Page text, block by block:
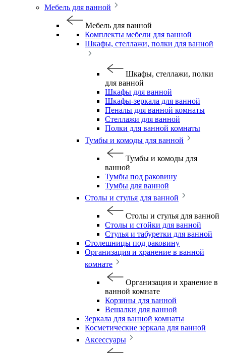
Мебель для ванной
Мебель для ванной
Комплекты мебели для ванной
Шкафы, стеллажи, полки для ванной
Шкафы, стеллажи, полки
для ванной
Шкафы для ванной
Шкафы-зеркала для ванной
Пеналы для ванной комнаты
Стеллажи для ванной
Полки для ванной комнаты
Тумбы и комоды для ванной
Тумбы и комоды для
ванной
Тумбы под раковину
Тумбы для ванной
Столы и стулья для ванной
Столы и стулья для ванной
Столы и стойки для ванной
Стулья и табуретки для ванной
Столешницы под раковину
Организация и хранение в ванной
комнате
Организация и хранение в
ванной комнате
Корзины для ванной
Вешалки для ванной
Зеркала для ванной комнаты
Косметические зеркала для ванной
Аксессуары